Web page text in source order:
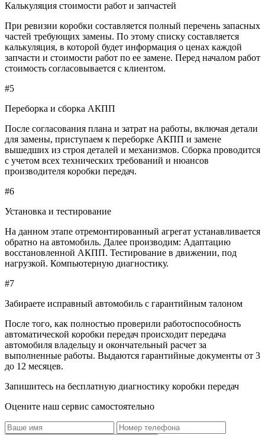
Калькуляция стоимости работ и запчастей
При ревизии коробки составляется полный перечень запасных
частей требующих замены. По этому списку составляется
калькуляция, в которой будет информация о ценах каждой
запчасти и стоимости работ по ее замене. Перед началом работ
стоимость согласовывается с клиентом.
#5
Переборка и сборка АКПП
После согласования плана и затрат на работы, включая детали
для замены, приступаем к переборке АКПП и замене
вышедших из строя деталей и механизмов. Сборка проводится
с учетом всех технических требований и нюансов
производителя коробки передач.
#6
Установка и тестирование
На данном этапе отремонтированный агрегат устанавливается
обратно на автомобиль. Далее производим: Адаптацию
восстановленной АКПП. Тестирование в движении, под
нагрузкой. Компьютерную диагностику.
#7
Забираете исправный автомобиль с гарантийным талоном
После того, как полностью проверили работоспособность
автоматической коробки передач происходит передача
автомобиля владельцу и окончательный расчет за
выполненные работы. Выдаются гарантийные документы от 3
до 12 месяцев.
Запишитесь на бесплатную диагностику коробки передач
Оцените наш сервис самостоятельно